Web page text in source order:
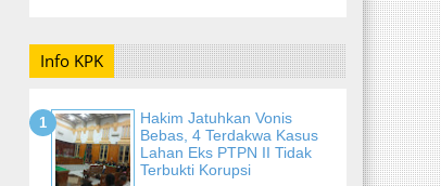
Info KPK
Hakim Jatuhkan Vonis
Bebas, 4 Terdakwa Kasus
Lahan Eks PTPN II Tidak
Terbukti Korupsi